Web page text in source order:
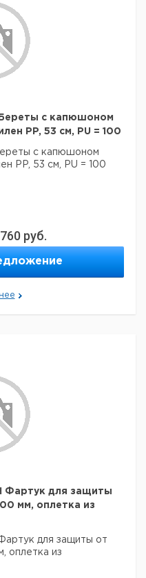
Береты с капюшоном
PP, 53 см, PU = 100
с капюшоном
PP, 53 см, PU = 100
760 руб.
Фартук для защиты
мм, оплетка из
для защиты от
оплетка из